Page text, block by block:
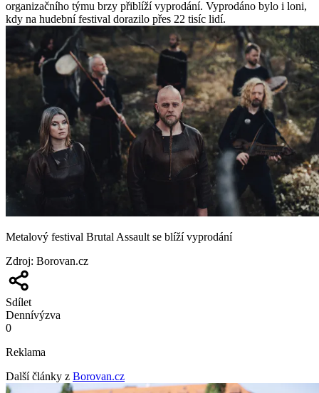
organizačního týmu brzy přiblíží vyprodání. Vyprodáno bylo i loni,
kdy na hudební festival dorazilo přes 22 tisíc lidí.
Metalový festival Brutal Assault se blíží vyprodání
Zdroj: Borovan.cz
Sdílet
Dennívýzva
0
Reklama
Další články z Borovan.cz